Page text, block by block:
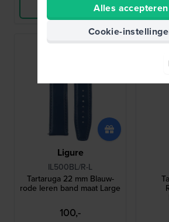
Bekijk Product
Ligure
IL500BL/R-L
Tartaruga 22 mm Blauw-
rode leren band maat Large
100,-
Alles accepteren
Cookie-